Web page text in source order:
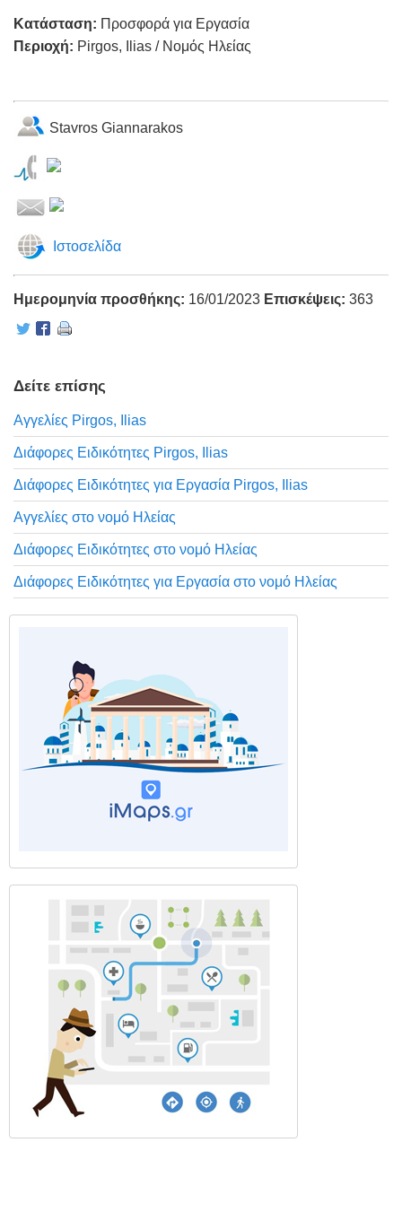
Κατάσταση: Προσφορά για Εργασία
Περιοχή: Pirgos, Ilias / Νομός Ηλείας
Stavros Giannarakos
Ιστοσελίδα
Ημερομηνία προσθήκης: 16/01/2023 Επισκέψεις: 363
Δείτε επίσης
Αγγελίες Pirgos, Ilias
Διάφορες Ειδικότητες Pirgos, Ilias
Διάφορες Ειδικότητες για Εργασία Pirgos, Ilias
Αγγελίες στο νομό Ηλείας
Διάφορες Ειδικότητες στο νομό Ηλείας
Διάφορες Ειδικότητες για Εργασία στο νομό Ηλείας